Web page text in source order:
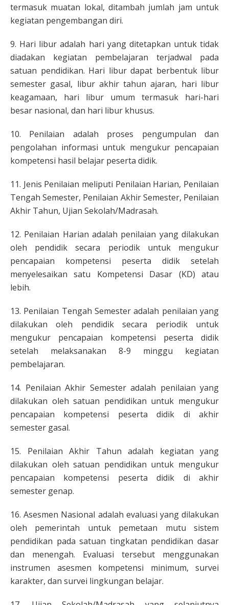
termasuk muatan lokal, ditambah jumlah jam untuk
kegiatan pengembangan diri.
9. Hari libur adalah hari yang ditetapkan untuk tidak
diadakan kegiatan pembelajaran terjadwal pada
satuan pendidikan. Hari libur dapat berbentuk libur
semester gasal, libur akhir tahun ajaran, hari libur
keagamaan, hari libur umum termasuk hari-hari
besar nasional, dan hari libur khusus.
10. Penilaian adalah proses pengumpulan dan
pengolahan informasi untuk mengukur pencapaian
kompetensi hasil belajar peserta didik.
11. Jenis Penilaian meliputi Penilaian Harian, Penilaian
Tengah Semester, Penilaian Akhir Semester, Penilaian
Akhir Tahun, Ujian Sekolah/Madrasah.
12. Penilaian Harian adalah penilaian yang dilakukan
oleh pendidik secara periodik untuk mengukur
pencapaian kompetensi peserta didik setelah
menyelesaikan satu Kompetensi Dasar (KD) atau
lebih.
13. Penilaian Tengah Semester adalah penilaian yang
dilakukan oleh pendidik secara periodik untuk
mengukur pencapaian kompetensi peserta didik
setelah melaksanakan 8-9 minggu kegiatan
pembelajaran.
14. Penilaian Akhir Semester adalah penilaian yang
dilakukan oleh satuan pendidikan untuk mengukur
pencapaian kompetensi peserta didik di akhir
semester gasal.
15. Penilaian Akhir Tahun adalah kegiatan yang
dilakukan oleh satuan pendidikan untuk mengukur
pencapaian kompetensi peserta didik di akhir
semester genap.
16. Asesmen Nasional adalah evaluasi yang dilakukan
oleh pemerintah untuk pemetaan mutu sistem
pendidikan pada satuan tingkatan pendidikan dasar
dan menengah. Evaluasi tersebut menggunakan
instrumen asesmen kompetensi minimum, survei
karakter, dan survei lingkungan belajar.